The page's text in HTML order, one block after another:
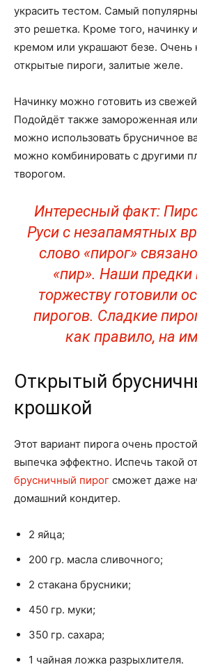
украсить тестом. Самый
это решетка. Кроме того, начинку
кремом или украшают безе. Очень
открытые пироги, залитые желе.
Начинку можно готовить из
Подойдёт также замороженная
можно использовать брусничное
можно комбинировать с другими
творогом.
Интересный факт:
Руси с незапамятных
слово «пирог»
«пир». Наши
торжеству готовили
пирогов. Сладкие
как правило, на
Открытый
крошкой
Этот вариант пирога очень
выпечка эффектно. Испечь такой
брусничный пирог сможет даже
домашний кондитер.
2 яйца;
200 гр. масла сливочного;
2 стакана брусники;
450 гр. муки;
350 гр. сахара;
1 чайная ложка разрыхлителя.